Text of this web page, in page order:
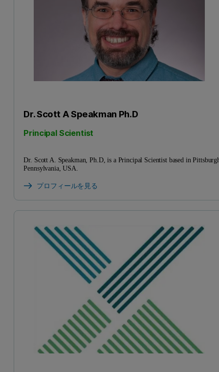
Dr. Scott A Speakman Ph.D
Principal Scientist
Dr. Scott A. Speakman, Ph.D, is a Principal Scientist based in
Pennsylvania, USA.
プロフィールを見る